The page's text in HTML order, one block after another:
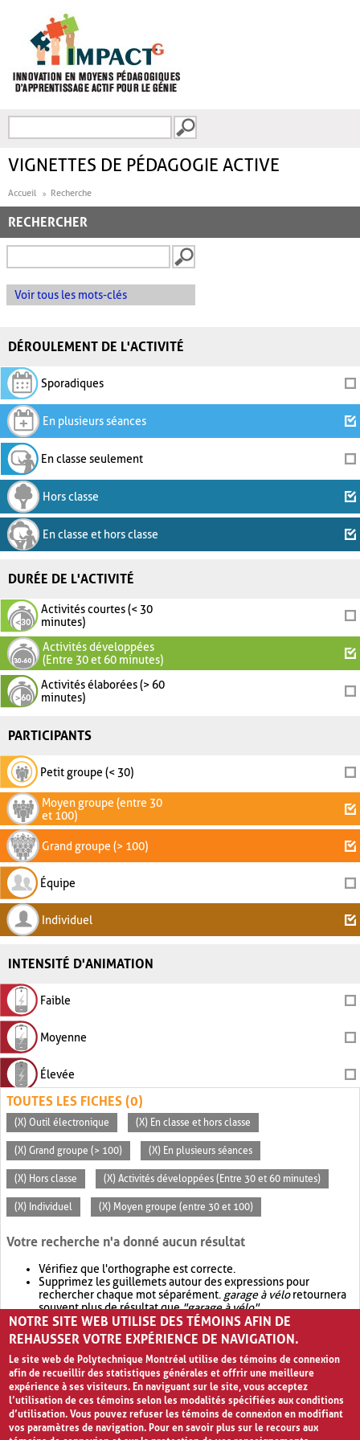
FORMULAIRE DE
VIGNETTES DE PÉDAGOGIE ACTIVE
Accueil Recherche
RECHERCHER
Voir tous les mots-clés
DÉROULEMENT DE L'ACTIVITÉ
Sporadiques
En plusieurs séances
En classe seulement
Hors classe
En classe et hors classe
DURÉE DE L'ACTIVITÉ
Activités courtes (< 30
minutes)
Activités développées
(Entre 30 et 60 minutes)
Activités élaborées (> 60
minutes)
PARTICIPANTS
Petit groupe (< 30)
Moyen groupe (entre 30
et 100)
Grand groupe (> 100)
Équipe
Individuel
INTENSITÉ D'ANIMATION
Faible
Moyenne
Élevée
TOUTES LES FICHES (0)
(X) Outil électronique (X) En classe et hors classe
(X) Grand groupe (> 100) (X) En plusieurs séances
(X) Hors classe (X) Activités développées (Entre 30 et 60 minutes)
(X) Individuel (X) Moyen groupe (entre 30 et 100)
Votre recherche n'a donné aucun résultat
Vérifiez que l'orthographe est correcte.
Supprimez les guillemets autour des expressions pour
rechercher chaque mot séparément. garage à véloretournera
souvent plus de résultat que"garage à vélo".
Envisagez d'élargir votre recherche avec OR.garage OR vélo
retournera souvent plus de résultat quegarage à vélo
NOTRE SITE WEB UTILISE DES TÉMOINS AFIN DE
REHAUSSER VOTRE EXPÉRIENCE DE NAVIGATION.
Le site web de Polytechnique Montréal utilise des témoins de connexion
afin de recueillir des statistiques générales et offrir une meilleure
expérience à ses visiteurs. En naviguant sur le site, vous acceptez
l’utilisation de ces témoins selon les modalités spécifiées aux conditions
d’utilisation. Vous pouvez refuser les témoins de connexion en modifiant
vos paramètres de navigation. Pour en savoir plus sur le recours aux